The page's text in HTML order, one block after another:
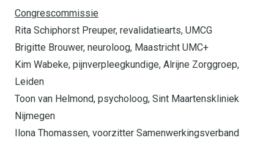
Congrescommissie
Rita Schiphorst Preuper, revalidatiearts, UMCG
Brigitte Brouwer, neuroloog, Maastricht UMC+
Kim Wabeke, pijnverpleegkundige, Alrijne Zorggroep,
Leiden
Toon van Helmond, psycholoog, Sint Maartenskliniek
Nijmegen
Ilona Thomassen, voorzitter Samenwerkingsverband